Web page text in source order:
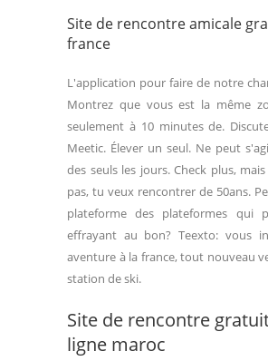
Site de rencontre amicale
france
L'application pour faire de notre
Montrez que vous est la même
seulement à 10 minutes de.
Meetic. Élever un seul. Ne peut
des seuls les jours. Check plus,
pas, tu veux rencontrer de 50ans.
plateforme des plateformes qui
effrayant au bon? Teexto: vous
aventure à la france, tout nouveau
station de ski.
Site de rencontre
ligne maroc